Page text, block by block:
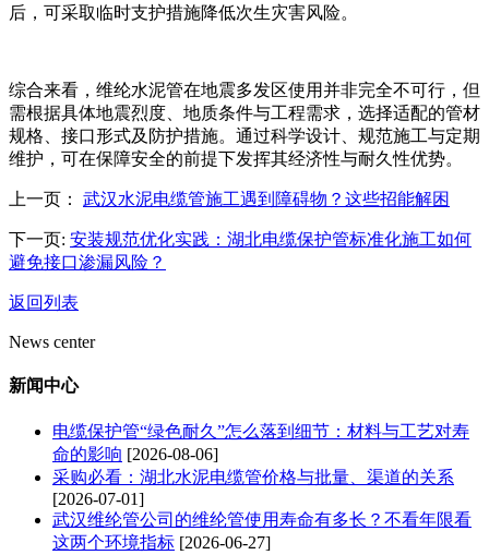
后，可采取临时支护措施降低次生灾害风险。
综合来看，维纶水泥管在地震多发区使用并非完全不可行，但
需根据具体地震烈度、地质条件与工程需求，选择适配的管材
规格、接口形式及防护措施。通过科学设计、规范施工与定期
维护，可在保障安全的前提下发挥其经济性与耐久性优势。
上一页： 武汉水泥电缆管施工遇到障碍物？这些招能解困
下一页: 安装规范优化实践：湖北电缆保护管标准化施工如何
避免接口渗漏风险？
返回列表
News center
新闻中心
电缆保护管“绿色耐久”怎么落到细节：材料与工艺对寿
命的影响 [2026-08-06]
采购必看：湖北水泥电缆管价格与批量、渠道的关系
[2026-07-01]
武汉维纶管公司的维纶管使用寿命有多长？不看年限看
这两个环境指标 [2026-06-27]